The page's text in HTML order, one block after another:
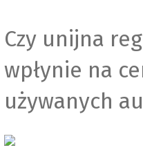
Czy unijna
wpłynie na
używanych